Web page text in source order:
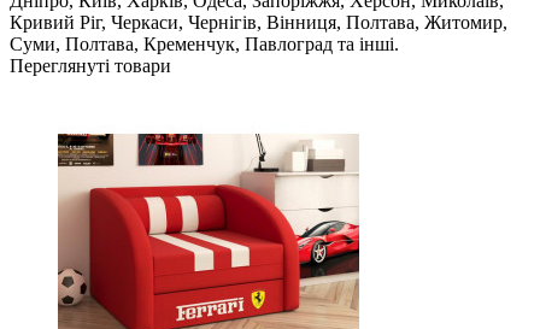
Кривий Ріг, Черкаси, Чернігів, Вінниця, Полтава, Житомир,
Суми, Полтава, Кременчук, Павлоград та інші.
Переглянуті товари